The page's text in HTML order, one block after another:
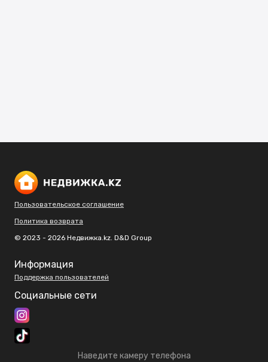
Пользовательское соглашение
Политика возврата
© 2023 - 2026 Недвижка.kz. D&D Group
Информация
Поддержка пользователей
Социальные сети
Наведите камеру телефона